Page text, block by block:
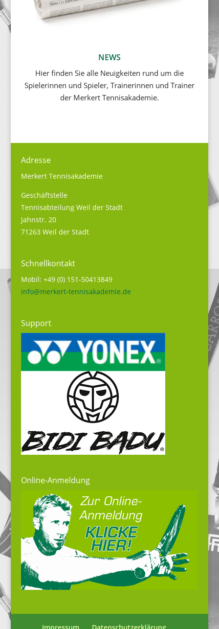
NEWS
Hier finden Sie alle Neuigkeiten rund um die
Spielerinnen und Spieler, Trainerinnen und Trainer
der Merkert Tennisakademie.
Adresse
Merkert Tennisakademie
Geschäftstelle
Tennisabteilung Weil der Stadt
Jahnstr. 20
71263 Weil der Stadt
Schnellkontakt
Mobil: +49 (0) 151-50413849
info@merkert-tennisakademie.de
Support
Online-Anmeldung